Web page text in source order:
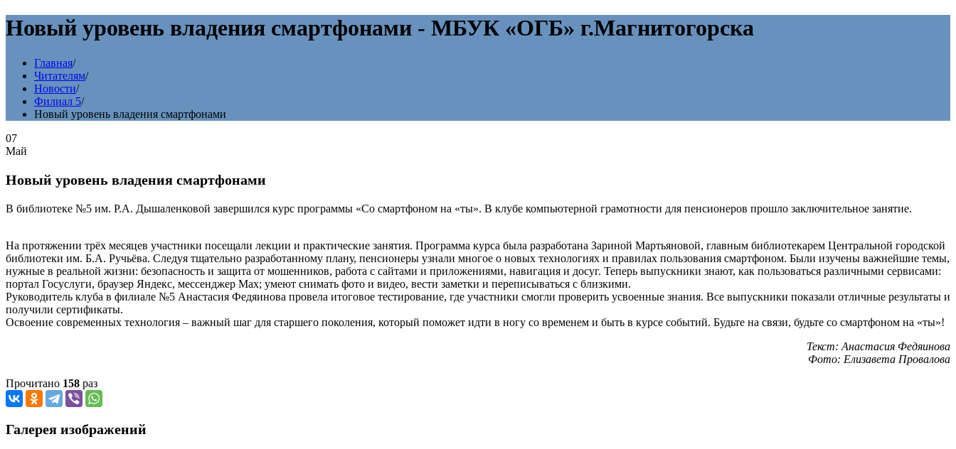
Новый уровень владения смартфонами - МБУК «ОГБ» г.Магнитогорска
Главная/
Читателям/
Новости/
Филиал 5/
Новый уровень владения смартфонами
07
Май
Новый уровень владения смартфонами
В библиотеке №5 им. Р.А. Дышаленковой завершился курс программы «Со смартфоном на «ты». В клубе компьютерной грамотности для пенсионеров прошло заключительное занятие.
На протяжении трёх месяцев участники посещали лекции и практические занятия. Программа курса была разработана Зариной Мартьяновой, главным библиотекарем Центральной городской
библиотеки им. Б.А. Ручьёва. Следуя тщательно разработанному плану, пенсионеры узнали многое о новых технологиях и правилах пользования смартфоном. Были изучены важнейшие темы,
нужные в реальной жизни: безопасность и защита от мошенников, работа с сайтами и приложениями, навигация и досуг. Теперь выпускники знают, как пользоваться различными сервисами:
портал Госуслуги, браузер Яндекс, мессенджер Max; умеют снимать фото и видео, вести заметки и переписываться с близкими.
Руководитель клуба в филиале №5 Анастасия Федяинова провела итоговое тестирование, где участники смогли проверить усвоенные знания. Все выпускники показали отличные результаты и
получили сертификаты.
Освоение современных технология – важный шаг для старшего поколения, который поможет идти в ногу со временем и быть в курсе событий. Будьте на связи, будьте со смартфоном на «ты»!
Текст: Анастасия Федяинова
Фото: Елизавета Провалова
Прочитано 158 раз
Галерея изображений